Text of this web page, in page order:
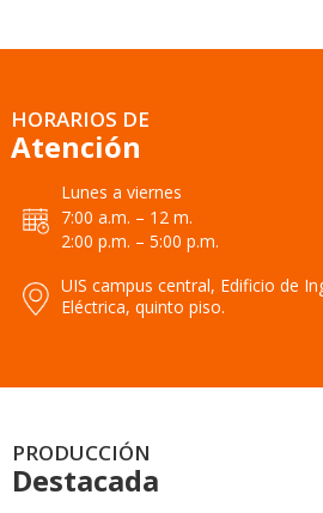
HORARIOS DE
Atención
Lunes a viernes
7:00 a.m. – 12 m.
2:00 p.m. – 5:00 p.m.
UIS campus central, Edificio de
Eléctrica, quinto piso.
PRODUCCIÓN
Destacada